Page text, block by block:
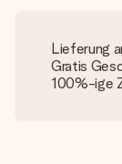
Lieferung
Gratis
100%-ige